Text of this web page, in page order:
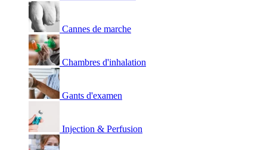
Cannes de marche
Chambres d'inhalation
Gants d'examen
Injection & Perfusion